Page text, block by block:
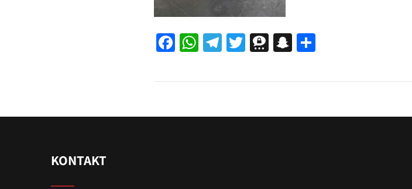
Facebook
WhatsApp
Telegram
Twitter
Threema
Snapchat
Teilen
KONTAKT